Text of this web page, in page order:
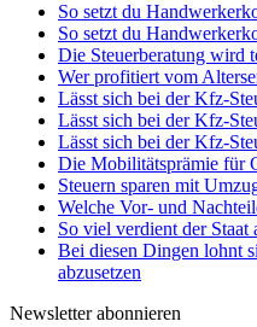
So setzt du
So setzt du
Die Steuerberatung wird
Wer profitiert vom
Lässt sich bei der Kfz-
Lässt sich bei der Kfz-
Lässt sich bei der Kfz-
Die Mobilitätsprämie für
Steuern sparen mit
Welche Vor- und
So viel verdient der Staat
Bei diesen Dingen lohnt
abzusetzen
Newsletter abonnieren